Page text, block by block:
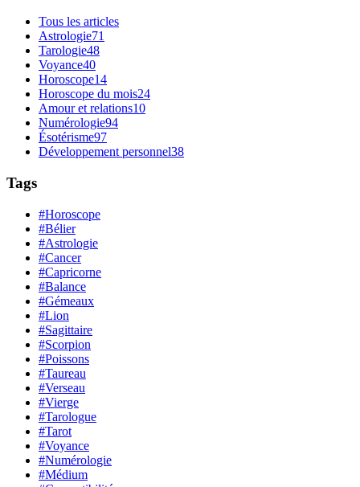
Tous les articles
Astrologie71
Tarologie48
Voyance40
Horoscope14
Horoscope du mois24
Amour et relations10
Numérologie94
Ésotérisme97
Développement personnel38
Tags
#Horoscope
#Bélier
#Astrologie
#Cancer
#Capricorne
#Balance
#Gémeaux
#Lion
#Sagittaire
#Scorpion
#Poissons
#Taureau
#Verseau
#Vierge
#Tarologue
#Tarot
#Voyance
#Numérologie
#Médium